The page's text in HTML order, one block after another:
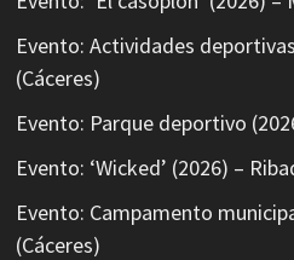
Evento: Actividades
(Cáceres)
Evento: Parque deportivo
Evento: ‘Wicked’ (2026) –
Evento: Campamento
(Cáceres)